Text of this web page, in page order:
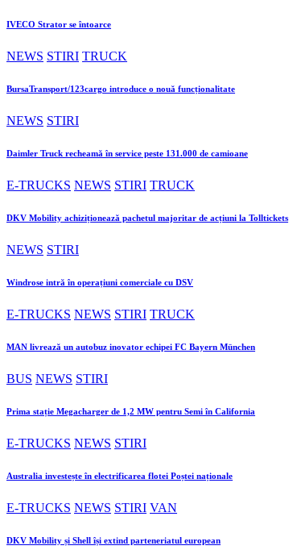
IVECO Strator se întoarce
NEWS STIRI TRUCK
BursaTransport/123cargo introduce o nouă funcționalitate
NEWS STIRI
Daimler Truck recheamă în service peste 131.000 de camioane
E-TRUCKS NEWS STIRI TRUCK
DKV Mobility achiziționează pachetul majoritar de acțiuni la Tolltickets
NEWS STIRI
Windrose intră în operațiuni comerciale cu DSV
E-TRUCKS NEWS STIRI TRUCK
MAN livrează un autobuz inovator echipei FC Bayern München
BUS NEWS STIRI
Prima stație Megacharger de 1,2 MW pentru Semi în California
E-TRUCKS NEWS STIRI
Australia investește în electrificarea flotei Poștei naționale
E-TRUCKS NEWS STIRI VAN
DKV Mobility și Shell își extind parteneriatul european